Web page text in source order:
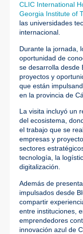
CLIC International
Georgia Institute of
las universidades
internacional.
Durante la jornada,
oportunidad de
se desarrolla desde
proyectos y
que están
en la provincia de
La visita incluyó un
del ecosistema,
el trabajo que se
empresas y
sectores
tecnología, la
digitalización.
Además de
impulsados desde
compartir
entre instituciones,
emprendedores
innovación azul de